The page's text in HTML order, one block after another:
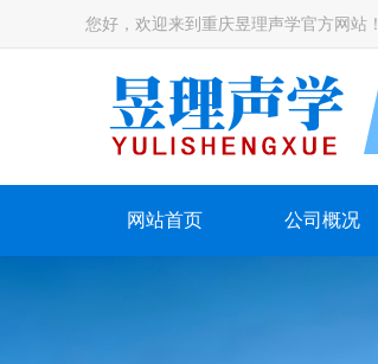
您好，欢迎来到重庆昱理声学官方网站！
网站首页 公司概况